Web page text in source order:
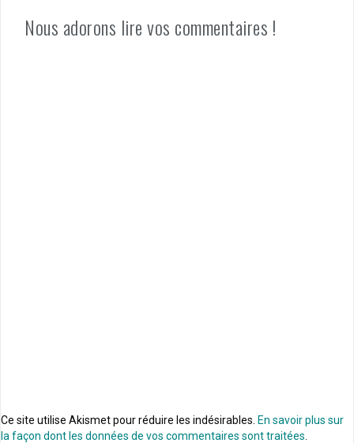
Nous adorons lire vos commentaires !
Ce site utilise Akismet pour réduire les indésirables. En savoir plus sur
la façon dont les données de vos commentaires sont traitées